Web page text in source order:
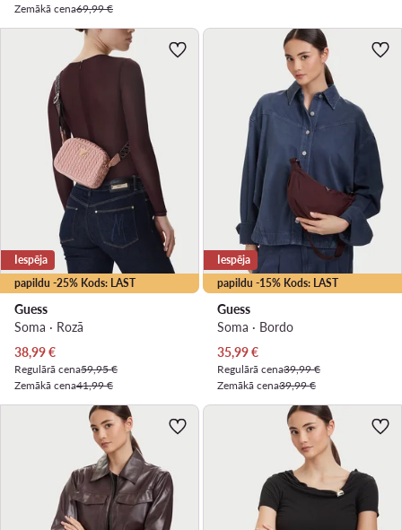
Zemākā cena69,99 €
papildu -25% Kods: LAST
Iespēja
Guess
Soma · Rozā
Pašreizējā cena
38,99€
Regulārā cena59,95 €
Zemākā cena41,99 €
papildu -15% Kods: LAST
Iespēja
Guess
Soma · Bordo
Pašreizējā cena
35,99€
Regulārā cena39,99 €
Zemākā cena39,99 €